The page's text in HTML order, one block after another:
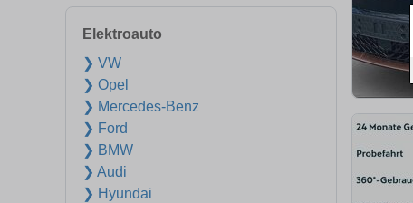
Elektroauto
❯ VW
❯ Opel
❯ Mercedes-Benz
❯ Ford
❯ BMW
❯ Audi
❯ Hyundai